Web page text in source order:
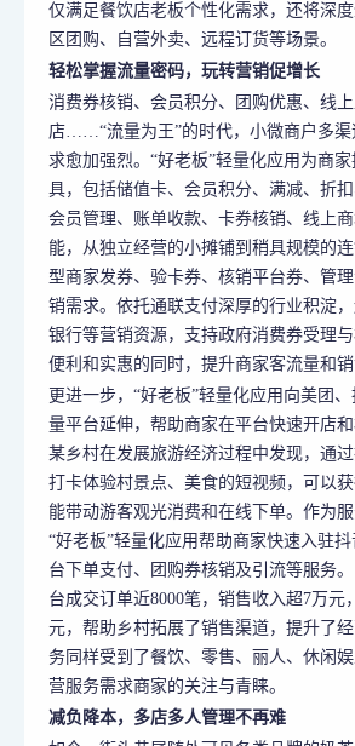
仅满足餐饮店老板个性化需求，还将深
区团购、自营外卖、远程订货等场景。
轻松掌握流量密码，玩转营销促增长
消费券核销、会员积分、团购优惠、线
店……“流量为王”的时代，小微商户多渠
求愈加强烈。“好老板”轻量化应用为商
具，包括储值卡、会员积分、满减、折
会员管理、账单收款、卡券核销、线上
能，从独立经营的小摊铺到稍具规模的
型商家发券、验卡券、核销平台券、管
销需求。依托通联支付深厚的行业积淀，
银行等营销资源，支持政府消费券受理
便利和实惠的同时，提升商家客流量和销
更进一步，“好老板”轻量化应用向美团
量平台延伸，帮助商家在平台快速开店
某乡村在发展旅游经济过程中发现，通
打卡体验村景点、美食的短视频，可以
能带动游客观光消费和在线下单。作为
“好老板”轻量化应用帮助商家快速入驻
台下单支付、团购券核销及引流等服务
台成交订单近8000笔，销售收入超7万元
元，帮助乡村拓展了销售渠道，提升了
务同样受到了餐饮、零售、丽人、休闲
营服务需求商家的关注与青睐。
减负降本，多店多人管理不再难